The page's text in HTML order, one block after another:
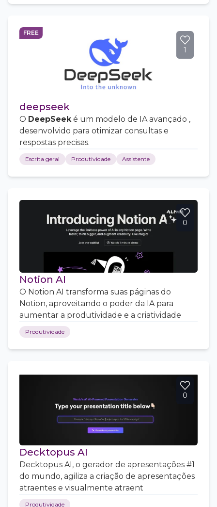
FREE
1
deepseek
O DeepSeeké um modelo de IA avançado ,
desenvolvido para otimizar consultas e
respostas precisas.
Escrita geral Produtividade Assistente
0
Notion AI
O Notion AI transforma suas páginas do
Notion, aproveitando o poder da IA para
aumentar a produtividade e a criatividade
Produtividade
0
Decktopus AI
Decktopus AI, o gerador de apresentações #1
do mundo, agiliza a criação de apresentações
atraentes e visualmente atraent
Produtividade